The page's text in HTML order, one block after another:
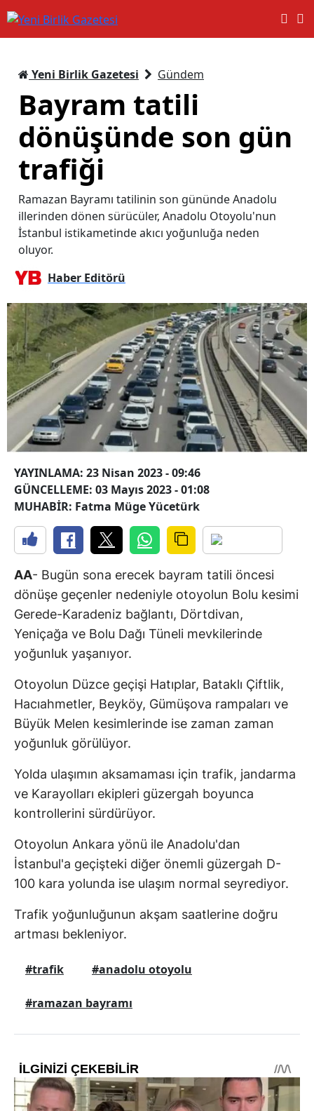
Yeni Birlik Gazetesi Gündem
Bayram tatili
dönüşünde son gün
trafiği
Ramazan Bayramı tatilinin son gününde Anadolu
illerinden dönen sürücüler, Anadolu Otoyolu'nun
İstanbul istikametinde akıcı yoğunluğa neden
oluyor.
Haber Editörü
YAYINLAMA: 23 Nisan 2023 - 09:46
GÜNCELLEME: 03 Mayıs 2023 - 01:08
MUHABİR: Fatma Müge Yücetürk
AA- Bugün sona erecek bayram tatili öncesi
dönüşe geçenler nedeniyle otoyolun Bolu kesimi
Gerede-Karadeniz bağlantı, Dörtdivan,
Yeniçağa ve Bolu Dağı Tüneli mevkilerinde
yoğunluk yaşanıyor.
Otoyolun Düzce geçişi Hatıplar, Bataklı Çiftlik,
Hacıahmetler, Beyköy, Gümüşova rampaları ve
Büyük Melen kesimlerinde ise zaman zaman
yoğunluk görülüyor.
Yolda ulaşımın aksamaması için trafik, jandarma
ve Karayolları ekipleri güzergah boyunca
kontrollerini sürdürüyor.
Otoyolun Ankara yönü ile Anadolu'dan
İstanbul'a geçişteki diğer önemli güzergah D-
100 kara yolunda ise ulaşım normal seyrediyor.
Trafik yoğunluğunun akşam saatlerine doğru
artması bekleniyor.
#trafik #anadolu otoyolu
#ramazan bayramı